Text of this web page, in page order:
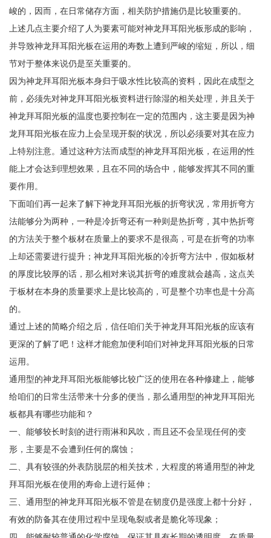
峻的，因而，在日常储存方面，相关防护措施仍是比较重要的。
上述几点主要介绍了人为要素可能对神龙拜耳阳光板形成的影响，
并导致神龙拜耳阳光板在运用的寿数上遭到严峻的缩短，所以，细
节对于整体来说仍是至关重要的。
因为神龙拜耳阳光板本身归于吸水性比较高的资料，因此在成型之
前，必须先对神龙拜耳阳光板资料进行除湿的相关处理，并且关于
神龙拜耳阳光板的温度也要控制在一定的范围内，这主要是因为神
龙拜耳阳光板在应力上会呈现开裂的状况，所以必须要对其在应力
上特别注意。通过这种方法而成型的神龙拜耳阳光板，在运用的性
能上才会达到理想效果，且在不同的场合中，能够发挥其不同的重
要作用。
下面咱们再一起来了解下神龙拜耳阳光板的折弯状况，常用折弯方
法能够分为两种，一种是冷折弯还有一种则是热折弯，其中热折弯
的方法关于整个板材在质量上的要求不是很高，可是在折弯的功率
上却还需要进行提升；神龙拜耳阳光板的冷折弯方法中，假如板材
的厚度比较厚的话，那么相对来说其折弯的难度就会越高，这点关
于板材在本身的质量要求上是比较高的，可是整个功率也是十分高
的。
通过上述的简略介绍之后，信任咱们关于神龙拜耳阳光板的应该有
更深的了解了吧！这样才能愈加便利咱们对神龙拜耳阳光板的日常
运用。
通用型的神龙拜耳阳光板能够比较广泛的使用在各种修建上，能够
给咱们的日常生活带来十分多的便当，那么通用型的神龙拜耳阳光
板都具有哪些功能和？
一、能够较长时刻的进行雨淋和风吹，而且还不会呈现任何的变
形，主要是不会遭到任何的腐蚀；
二、具有较强的外表防脱层的相关技术，大程度的将通用型的神龙
拜耳阳光板在使用的寿命上进行延伸；
三、通用型的神龙拜耳阳光板不管是在韧度仍是强度上都十分好，
有效的防备其在使用过程中呈现龟裂或者是脆化等现象；